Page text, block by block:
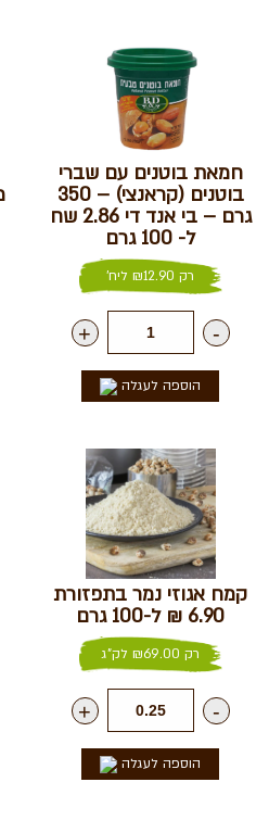
חמאת בוטנים עם שברי
בוטנים (קראנצי) – 350
גרם – בי אנד די 2.86 שח
ל- 100 גרם
רק ₪12.90 ליח'
-
+
הוספה לעגלה
קמח אגוזי נמר בתפזורת
6.90 ₪ ל-100 גרם
רק ₪69.00 לק"ג
-
+
הוספה לעגלה